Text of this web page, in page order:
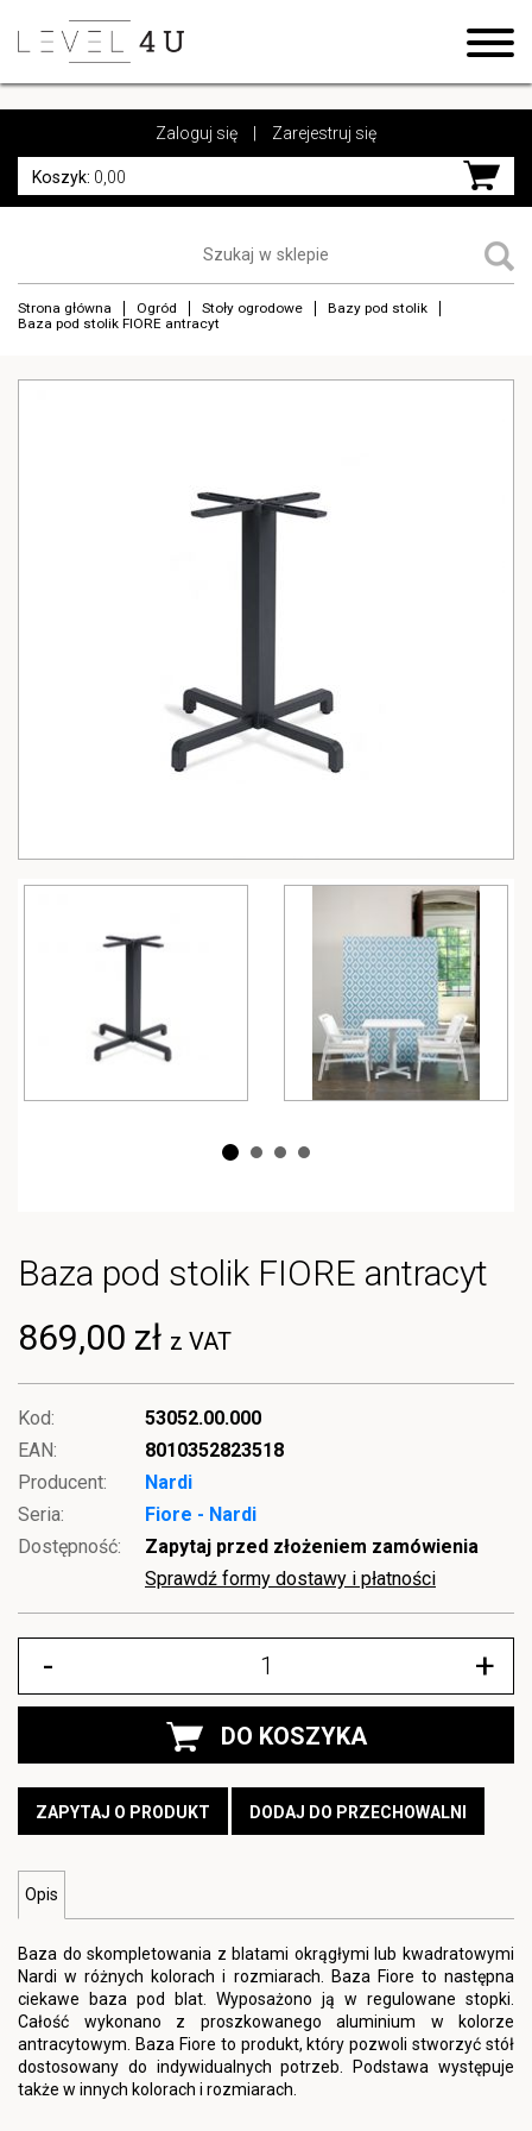
https://www.high-endrolex.com/17
Zaloguj się Zarejestruj się
Koszyk: 0,00
Strona główna Ogród Stoły ogrodowe
Bazy pod stolik
Baza pod stolik FIORE antracyt
Baza pod stolik FIORE antracyt
869,00 zł z VAT
Kod:
53052.00.000
EAN:
8010352823518
Producent:
Nardi
Seria:
Fiore - Nardi
Dostępność:
Zapytaj przed złożeniem zamówienia
Sprawdź formy dostawy i płatności
- +
DO KOSZYKA
ZAPYTAJ O PRODUKT DODAJ DO PRZECHOWALNI
Opis
Baza do skompletowania z blatami okrągłymi lub kwadratowymi
Nardi w różnych kolorach i rozmiarach. Baza Fiore to następna
ciekawe baza pod blat. Wyposażono ją w regulowane stopki.
Całość wykonano z proszkowanego aluminium w kolorze
antracytowym. Baza Fiore to produkt, który pozwoli stworzyć stół
dostosowany do indywidualnych potrzeb. Podstawa występuje
także w innych kolorach i rozmiarach.
https://www.high-endrolex.com/17